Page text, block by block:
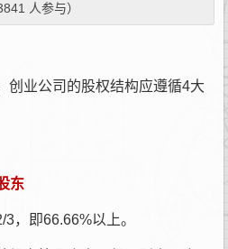
人参与）
创业公司的股权结构应遵循4大
东
，即66.66%以上。